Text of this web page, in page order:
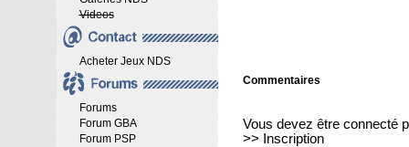
Videos
Acheter Jeux NDS
Forums
Forum GBA
Forum PSP
Commentaires
Vous devez être connecté
>>
Inscription